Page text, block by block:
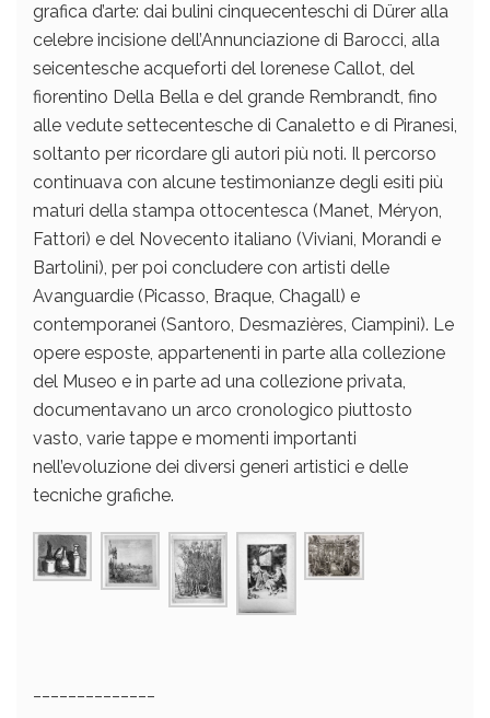
grafica d’arte: dai bulini cinquecenteschi di Dürer alla
celebre incisione dell’Annunciazione di Barocci, alla
seicentesche acqueforti del lorenese Callot, del
fiorentino Della Bella e del grande Rembrandt, fino
alle vedute settecentesche di Canaletto e di Piranesi,
soltanto per ricordare gli autori più noti. Il percorso
continuava con alcune testimonianze degli esiti più
maturi della stampa ottocentesca (Manet, Méryon,
Fattori) e del Novecento italiano (Viviani, Morandi e
Bartolini), per poi concludere con artisti delle
Avanguardie (Picasso, Braque, Chagall) e
contemporanei (Santoro, Desmazières, Ciampini). Le
opere esposte, appartenenti in parte alla collezione
del Museo e in parte ad una collezione privata,
documentavano un arco cronologico piuttosto
vasto, varie tappe e momenti importanti
nell’evoluzione dei diversi generi artistici e delle
tecniche grafiche.